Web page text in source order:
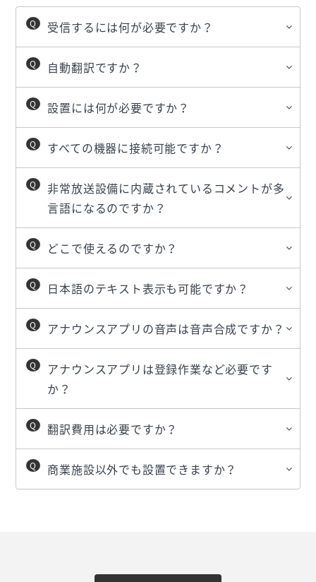
受信するには何が必要ですか？
自動翻訳ですか？
設置には何が必要ですか？
すべての機器に接続可能ですか？
非常放送設備に内蔵されているコメントが多
言語になるのですか？
どこで使えるのですか？
日本語のテキスト表示も可能ですか？
アナウンスアプリの音声は音声合成ですか？
アナウンスアプリは登録作業など必要です
か？
翻訳費用は必要ですか？
商業施設以外でも設置できますか？